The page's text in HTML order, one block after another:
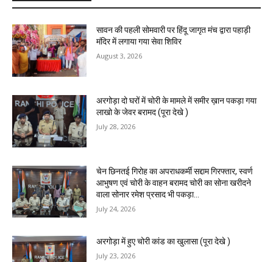
सावन की पहली सोमवारी पर हिंदू जागृत मंच द्वारा पहाड़ी
मंदिर में लगाया गया सेवा शिविर
August 3, 2026
अरगोड़ा दो घरों में चोरी के मामले में समीर ख़ान पकड़ा गया
लाखो के जेवर बरामद (पूरा देखे )
July 28, 2026
चेन छिनतई गिरोह का अपराधकर्मी सद्दाम गिरफ्तार, स्वर्ण
आभुषण एवं चोरी के वाहन बरामद चोरी का सोना खरीदने
वाला सोनार रमेश प्रसाद भी पकड़ा...
July 24, 2026
अरगोड़ा में हुए चोरी कांड का खुलासा (पूरा देखे )
July 23, 2026